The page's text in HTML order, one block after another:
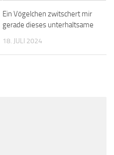
Ein Vögelchen zwitschert mir
gerade dieses unterhaltsame
18. JULI 2024